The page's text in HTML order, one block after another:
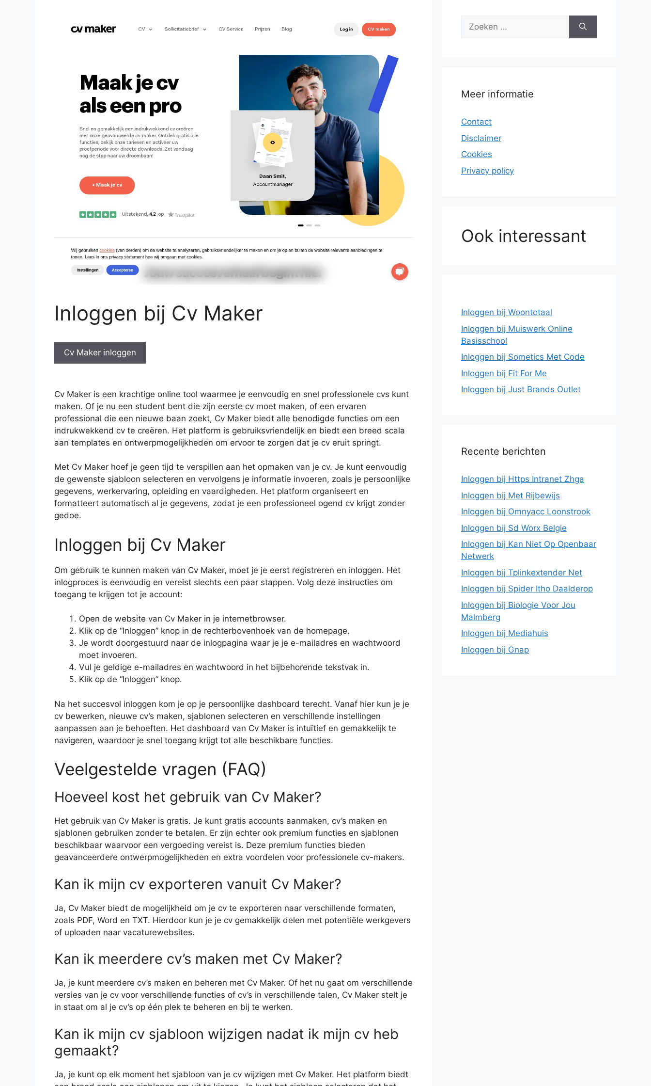
Inloggen bij Cv Maker
Cv Maker inloggen
Cv Maker is een krachtige online tool waarmee je eenvoudig en snel professionele cvs kunt
maken. Of je nu een student bent die zijn eerste cv moet maken, of een ervaren
professional die een nieuwe baan zoekt, Cv Maker biedt alle benodigde functies om een
indrukwekkend cv te creëren. Het platform is gebruiksvriendelijk en biedt een breed scala
aan templates en ontwerpmogelijkheden om ervoor te zorgen dat je cv eruit springt.
Met Cv Maker hoef je geen tijd te verspillen aan het opmaken van je cv. Je kunt eenvoudig
de gewenste sjabloon selecteren en vervolgens je informatie invoeren, zoals je persoonlijke
gegevens, werkervaring, opleiding en vaardigheden. Het platform organiseert en
formatteert automatisch al je gegevens, zodat je een professioneel ogend cv krijgt zonder
gedoe.
Inloggen bij Cv Maker
Om gebruik te kunnen maken van Cv Maker, moet je je eerst registreren en inloggen. Het
inlogproces is eenvoudig en vereist slechts een paar stappen. Volg deze instructies om
toegang te krijgen tot je account:
Open de website van Cv Maker in je internetbrowser.
Klik op de “Inloggen” knop in de rechterbovenhoek van de homepage.
Je wordt doorgestuurd naar de inlogpagina waar je je e-mailadres en wachtwoord
moet invoeren.
Vul je geldige e-mailadres en wachtwoord in het bijbehorende tekstvak in.
Klik op de “Inloggen” knop.
Na het succesvol inloggen kom je op je persoonlijke dashboard terecht. Vanaf hier kun je je
cv bewerken, nieuwe cv’s maken, sjablonen selecteren en verschillende instellingen
aanpassen aan je behoeften. Het dashboard van Cv Maker is intuïtief en gemakkelijk te
navigeren, waardoor je snel toegang krijgt tot alle beschikbare functies.
Veelgestelde vragen (FAQ)
Hoeveel kost het gebruik van Cv Maker?
Het gebruik van Cv Maker is gratis. Je kunt gratis accounts aanmaken, cv’s maken en
sjablonen gebruiken zonder te betalen. Er zijn echter ook premium functies en sjablonen
beschikbaar waarvoor een vergoeding vereist is. Deze premium functies bieden
geavanceerdere ontwerpmogelijkheden en extra voordelen voor professionele cv-makers.
Kan ik mijn cv exporteren vanuit Cv Maker?
Ja, Cv Maker biedt de mogelijkheid om je cv te exporteren naar verschillende formaten,
zoals PDF, Word en TXT. Hierdoor kun je je cv gemakkelijk delen met potentiële werkgevers
of uploaden naar vacaturewebsites.
Kan ik meerdere cv’s maken met Cv Maker?
Ja, je kunt meerdere cv’s maken en beheren met Cv Maker. Of het nu gaat om verschillende
versies van je cv voor verschillende functies of cv’s in verschillende talen, Cv Maker stelt je
in staat om al je cv’s op één plek te beheren en bij te werken.
Kan ik mijn cv sjabloon wijzigen nadat ik mijn cv heb
gemaakt?
Ja, je kunt op elk moment het sjabloon van je cv wijzigen met Cv Maker. Het platform biedt
Zoek
Meer informatie
Contact
Disclaimer
Cookies
Privacy policy
Ook interessant
Inloggen bij Woontotaal
Inloggen bij Muiswerk Online
Basisschool
Inloggen bij Sometics Met Code
Inloggen bij Fit For Me
Inloggen bij Just Brands Outlet
Recente berichten
Inloggen bij Https Intranet Zhga
Inloggen bij Met Rijbewijs
Inloggen bij Omnyacc Loonstrook
Inloggen bij Sd Worx Belgie
Inloggen bij Kan Niet Op Openbaar
Netwerk
Inloggen bij Tplinkextender Net
Inloggen bij Spider Itho Daalderop
Inloggen bij Biologie Voor Jou
Malmberg
Inloggen bij Mediahuis
Inloggen bij Gnap